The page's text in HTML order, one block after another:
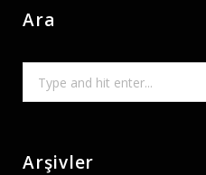
Ara
Arşivler